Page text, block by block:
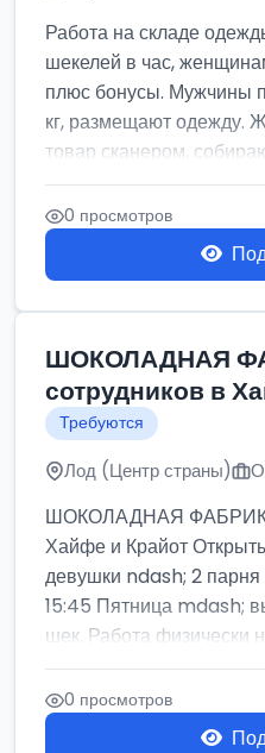
Работа на складе
шекелей в час,
плюс бонусы. Мужчины
кг, размещают одежду.
товар сканером,
0 просмотров
ШОКОЛАДНАЯ
сотрудников в
Требуются
Лод (Центр страны)
ШОКОЛАДНАЯ ФАБРИКА
Хайфе и Крайот
девушки ndash; 2
15:45 Пятница mdash;
шек. Работа физически
0 просмотров